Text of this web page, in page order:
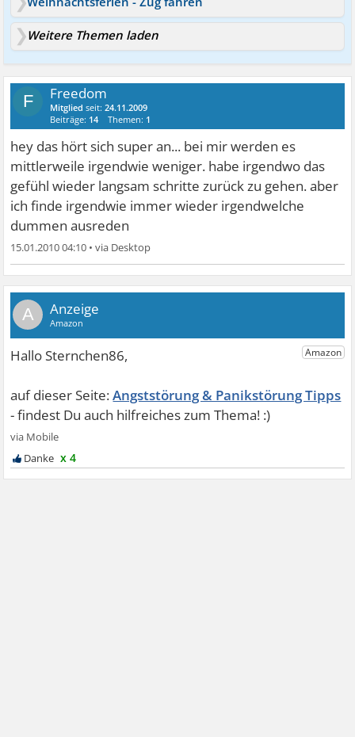
Weitere Themen laden
F Freedom
Mitglied seit:24.11.2009
Beiträge: 14 Themen: 1
hey das hört sich super an... bei mir werden es
mittlerweile irgendwie weniger. habe irgendwo das
gefühl wieder langsam schritte zurück zu gehen. aber
ich finde irgendwie immer wieder irgendwelche
dummen ausreden
15.01.2010 04:10 •
A
Angststörung & Panikstörung Tipps
x 4